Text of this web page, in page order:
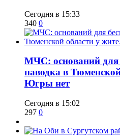
Сегодня в 15:33
340 0
​МЧС: оснований для
паводка в
Югры нет
Сегодня в 15:02
297 0